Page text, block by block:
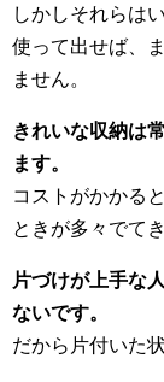
しかしそれらは
使って出せば、
ません。
きれいな収納は
ます。
コストがかかる
ときが多々でてき
片づけが上手な
ないです。
だから片付いた